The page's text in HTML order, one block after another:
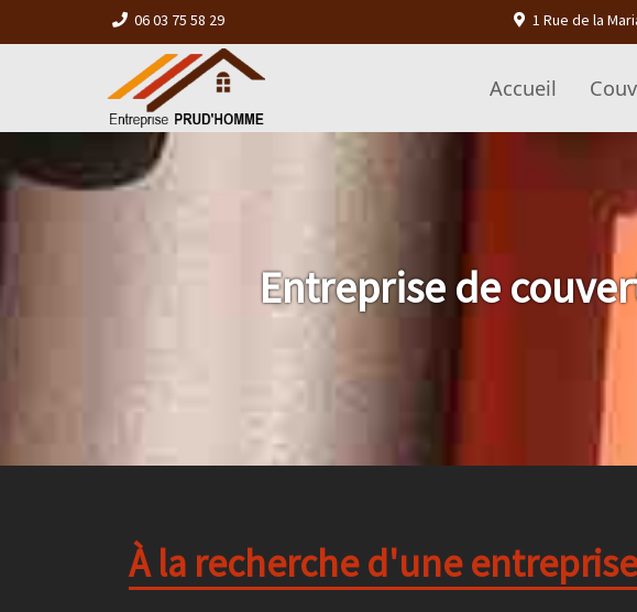
06 03 75 58 29 1 Rue de la
Accueil
Entreprise de
À la recherche d'une